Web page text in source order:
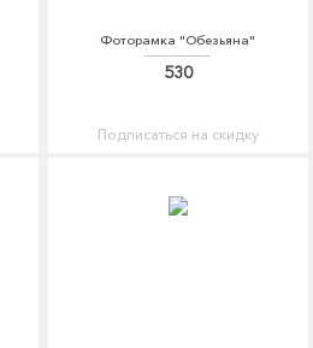
Фоторамка "Обезьяна"
530
Подписаться на скидку